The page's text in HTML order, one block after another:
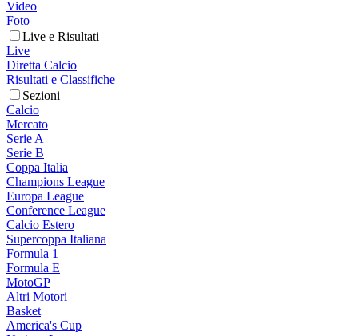
Video
Foto
Live e Risultati
Live
Diretta Calcio
Risultati e Classifiche
Sezioni
Calcio
Mercato
Serie A
Serie B
Coppa Italia
Champions League
Europa League
Conference League
Calcio Estero
Supercoppa Italiana
Formula 1
Formula E
MotoGP
Altri Motori
Basket
America's Cup